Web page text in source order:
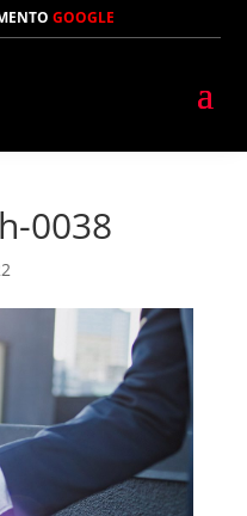
GOOGLE
0038